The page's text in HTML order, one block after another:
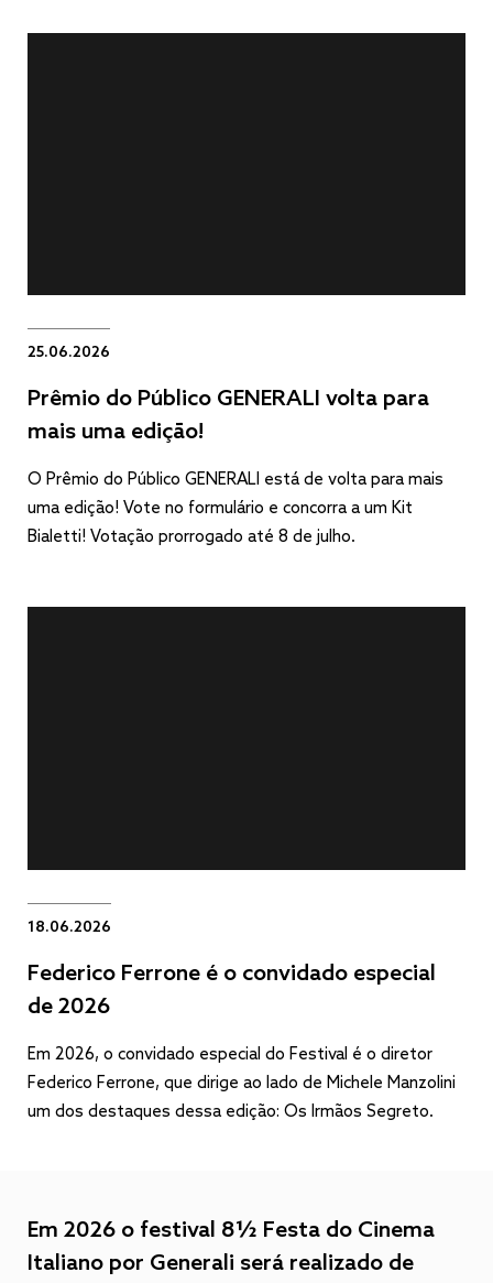
25.06.2026
Prêmio do Público GENERALI volta para
mais uma edição!
O Prêmio do Público GENERALI está de volta para mais
uma edição! Vote no formulário e concorra a um Kit
Bialetti! Votação prorrogado até 8 de julho.
18.06.2026
Federico Ferrone é o convidado especial
de 2026
Em 2026, o convidado especial do Festival é o diretor
Federico Ferrone, que dirige ao lado de Michele Manzolini
um dos destaques dessa edição: Os Irmãos Segreto.
Em 2026 o festival 8½ Festa do Cinema
Italiano por Generali será realizado de